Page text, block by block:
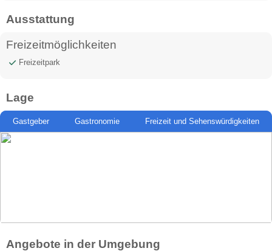
Ausstattung
Freizeitmöglichkeiten
Freizeitpark
Lage
Gastgeber Gastronomie Freizeit und Sehenswürdigkeiten
Angebote in der Umgebung